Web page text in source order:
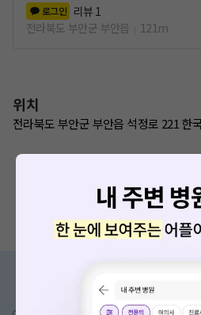
로그인 리뷰 1
전라북도 부안군 부안읍
121m
위치
전라북도 부안군 부안읍 석정로 221 한
증상/치료, 궁금한